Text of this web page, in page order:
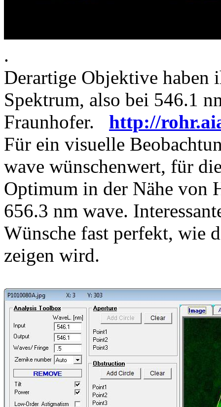
.
Derartige Objektive haben
Spektrum, also bei 546.1
Fraunhofer. http://
Für ein visuelle
wave wünschenwert, für
Optimum in der Nähe von
656.3 nm wave.
Wünsche fast perfekt, wie
zeigen wird.